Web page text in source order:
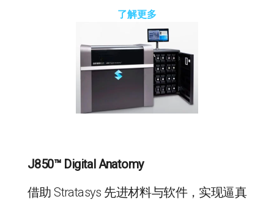
了解更多
J850™ Digital Anatomy
借助 Stratasys 先进材料与软件，实现逼真